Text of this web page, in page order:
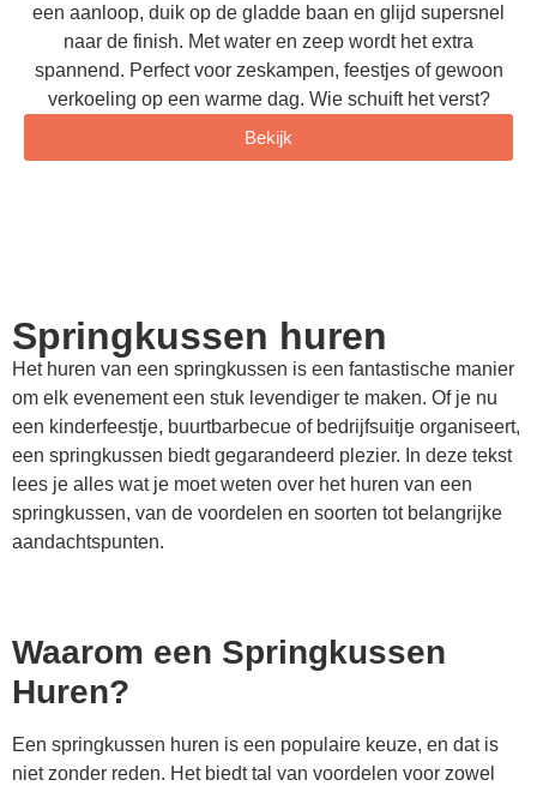
een aanloop, duik op de gladde baan en glijd supersnel
naar de finish. Met water en zeep wordt het extra
spannend. Perfect voor zeskampen, feestjes of gewoon
verkoeling op een warme dag. Wie schuift het verst?
Bekijk
Springkussen huren
Het huren van een springkussen is een fantastische manier
om elk evenement een stuk levendiger te maken. Of je nu
een kinderfeestje, buurtbarbecue of bedrijfsuitje organiseert,
een springkussen biedt gegarandeerd plezier. In deze tekst
lees je alles wat je moet weten over het huren van een
springkussen, van de voordelen en soorten tot belangrijke
aandachtspunten.
Waarom een Springkussen
Huren?
Een springkussen huren is een populaire keuze, en dat is
niet zonder reden. Het biedt tal van voordelen voor zowel